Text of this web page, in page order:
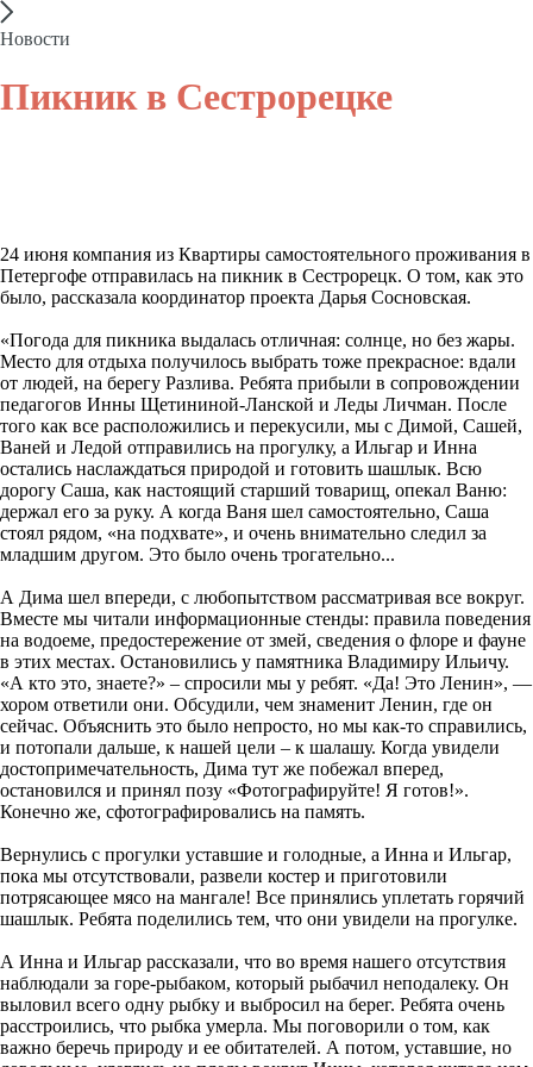
Новости
Пикник в Сестрорецке
24 июня компания из Квартиры самостоятельного проживания в
Петергофе отправилась на пикник в Сестрорецк. О том, как это
было, рассказала координатор проекта Дарья Сосновская.
«Погода для пикника выдалась отличная: солнце, но без жары.
Место для отдыха получилось выбрать тоже прекрасное: вдали
от людей, на берегу Разлива. Ребята прибыли в сопровождении
педагогов Инны Щетининой-Ланской и Леды Личман. После
того как все расположились и перекусили, мы с Димой, Сашей,
Ваней и Ледой отправились на прогулку, а Ильгар и Инна
остались наслаждаться природой и готовить шашлык. Всю
дорогу Саша, как настоящий старший товарищ, опекал Ваню:
держал его за руку. А когда Ваня шел самостоятельно, Саша
стоял рядом, «на подхвате», и очень внимательно следил за
младшим другом. Это было очень трогательно...
А Дима шел впереди, с любопытством рассматривая все вокруг.
Вместе мы читали информационные стенды: правила поведения
на водоеме, предостережение от змей, сведения о флоре и фауне
в этих местах. Остановились у памятника Владимиру Ильичу.
«А кто это, знаете?» – спросили мы у ребят. «Да! Это Ленин», —
хором ответили они. Обсудили, чем знаменит Ленин, где он
сейчас. Объяснить это было непросто, но мы как-то справились,
и потопали дальше, к нашей цели – к шалашу. Когда увидели
достопримечательность, Дима тут же побежал вперед,
остановился и принял позу «Фотографируйте! Я готов!».
Конечно же, сфотографировались на память.
Вернулись с прогулки уставшие и голодные, а Инна и Ильгар,
пока мы отсутствовали, развели костер и приготовили
потрясающее мясо на мангале! Все принялись уплетать горячий
шашлык. Ребята поделились тем, что они увидели на прогулке.
А Инна и Ильгар рассказали, что во время нашего отсутствия
наблюдали за горе-рыбаком, который рыбачил неподалеку. Он
выловил всего одну рыбку и выбросил на берег. Ребята очень
расстроились, что рыбка умерла. Мы поговорили о том, как
важно беречь природу и ее обитателей. А потом, уставшие, но